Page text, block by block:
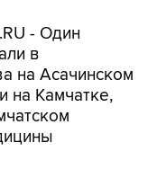
- Один
в
на Асачинском
на Камчатке,